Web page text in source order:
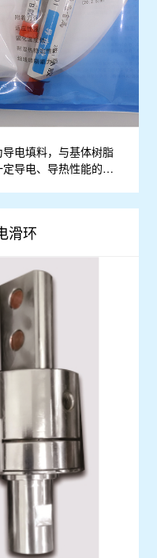
电填料，与基体树脂
导电、导热性能的胶
滑环